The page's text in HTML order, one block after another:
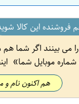
فروشنده این کالا
می بینند اگر شما هم
شماره موبایل شما
هم اکنون نام و